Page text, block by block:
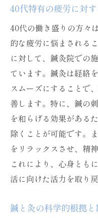
40代特有の疲労に対
40代の働き盛りの方々
的な疲労に悩まされる
に対して、鍼灸院での
ています。鍼灸は経絡
スムーズにすることで
善します。特に、鍼の
を和らげる効果がある
除くことが可能です。
をリラックスさせ、精
これにより、心身とも
活に向けた活力を取り
鍼と灸の科学的根拠